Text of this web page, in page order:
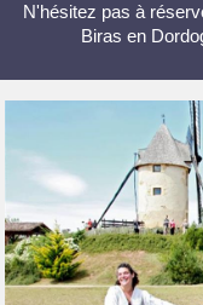
N'hésitez pas à
Biras en